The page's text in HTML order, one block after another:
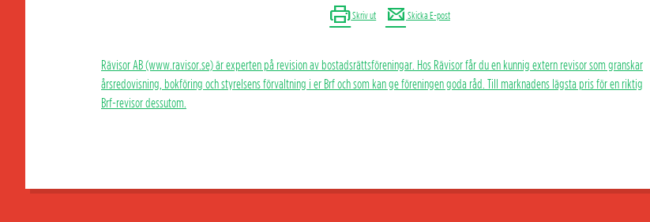
Skriv ut Skicka E-post
Rävisor AB (www.ravisor.se) är experten på revision av bostadsrättsföreningar. Hos Rävisor får du en kunnig extern revisor som granskar
årsredovisning, bokföring och styrelsens förvaltning i er Brf och som kan ge föreningen goda råd. Till marknadens lägsta pris för en riktig
Brf-revisor dessutom.